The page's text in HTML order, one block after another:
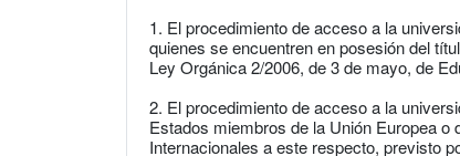
1. El procedimiento de acceso a la
quienes se encuentren en posesión del
Ley Orgánica 2/2006, de 3 de mayo, de
2. El procedimiento de acceso a la
Estados miembros de la Unión Europea
Internacionales a este respecto, previsto